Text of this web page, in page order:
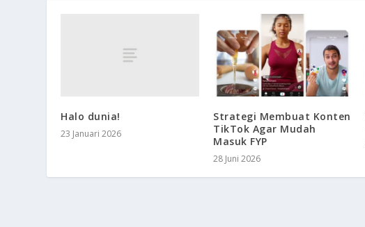
Halo dunia!
23 Januari 2026
Strategi Membuat Konten
TikTok Agar Mudah
Masuk FYP
28 Juni 2026